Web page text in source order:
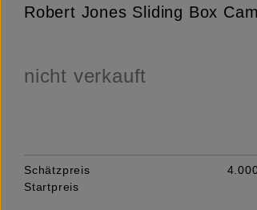
Robert Jones Sliding Box
nicht verkauft
Schätzpreis
Startpreis